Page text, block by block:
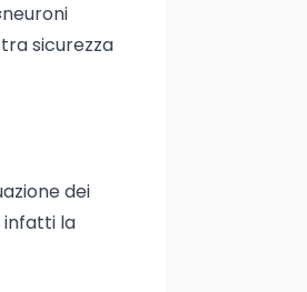
sicurezza
dei
infatti la